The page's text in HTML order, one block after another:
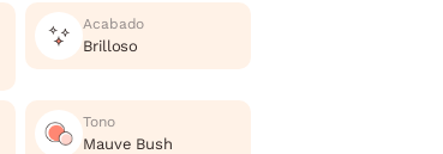
Acabado
Brilloso
Tono
Mauve Bush